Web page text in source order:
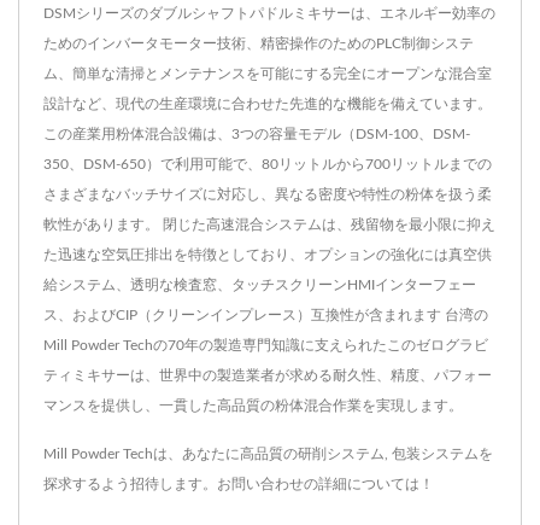
DSMシリーズのダブルシャフトパドルミキサーは、エネルギー効率の
ためのインバータモーター技術、精密操作のためのPLC制御システ
ム、簡単な清掃とメンテナンスを可能にする完全にオープンな混合室
設計など、現代の生産環境に合わせた先進的な機能を備えています。
この産業用粉体混合設備は、3つの容量モデル（DSM-100、DSM-
350、DSM-650）で利用可能で、80リットルから700リットルまでの
さまざまなバッチサイズに対応し、異なる密度や特性の粉体を扱う柔
軟性があります。 閉じた高速混合システムは、残留物を最小限に抑え
た迅速な空気圧排出を特徴としており、オプションの強化には真空供
給システム、透明な検査窓、タッチスクリーンHMIインターフェー
ス、およびCIP（クリーンインプレース）互換性が含まれます 台湾の
Mill Powder Techの70年の製造専門知識に支えられたこのゼログラビ
ティミキサーは、世界中の製造業者が求める耐久性、精度、パフォー
マンスを提供し、一貫した高品質の粉体混合作業を実現します。
Mill Powder Techは、あなたに高品質の研削システム 包装システムを
探求するよう招待します。 お問い合わせの詳細については！